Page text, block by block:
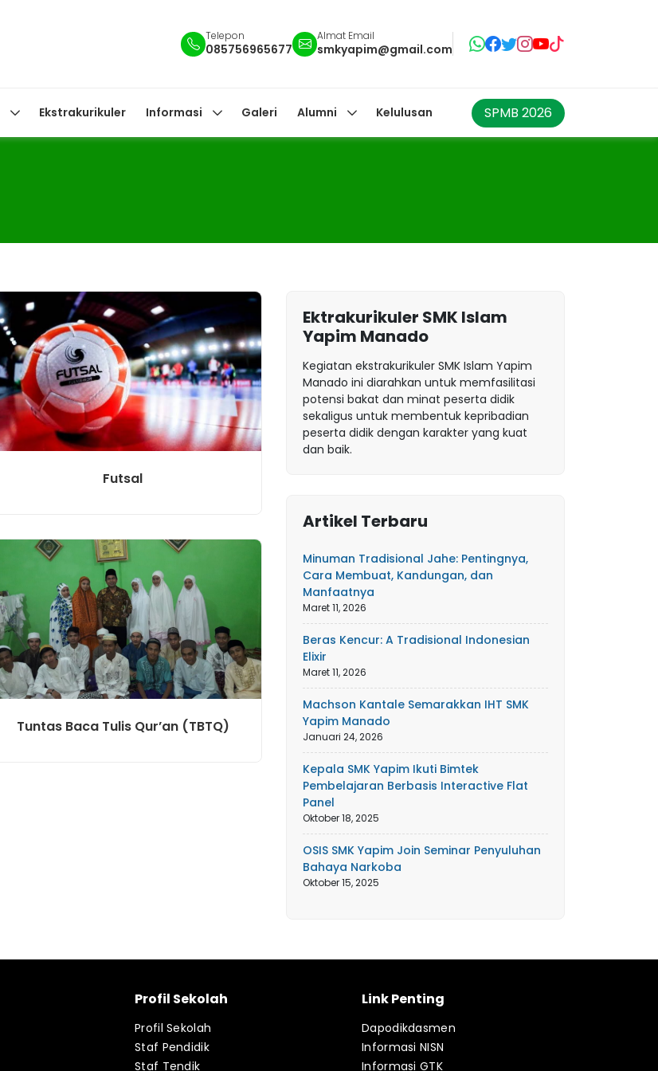
Telepon
085756965677
Almat Email
smkyapim@gmail.com
Ekstrakurikuler Informasi Galeri Alumni Kelulusan SPMB 2026
Futsal
Tuntas Baca Tulis Qur’an (TBTQ)
Ektrakurikuler SMK Islam
Yapim Manado
Kegiatan ekstrakurikuler SMK Islam Yapim
Manado ini diarahkan untuk memfasilitasi
potensi bakat dan minat peserta didik
sekaligus untuk membentuk kepribadian
peserta didik dengan karakter yang kuat
dan baik.
Artikel Terbaru
Minuman Tradisional Jahe: Pentingnya,
Cara Membuat, Kandungan, dan
Manfaatnya
Maret 11, 2026
Beras Kencur: A Tradisional Indonesian
Elixir
Maret 11, 2026
Machson Kantale Semarakkan IHT SMK
Yapim Manado
Januari 24, 2026
Kepala SMK Yapim Ikuti Bimtek
Pembelajaran Berbasis Interactive Flat
Panel
Oktober 18, 2025
OSIS SMK Yapim Join Seminar Penyuluhan
Bahaya Narkoba
Oktober 15, 2025
Profil Sekolah
Profil Sekolah
Staf Pendidik
Staf Tendik
Link Penting
Dapodikdasmen
Informasi NISN
Informasi GTK